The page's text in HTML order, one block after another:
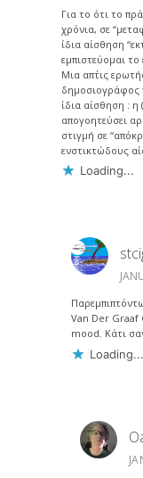
Για το ότι το
χρόνια, σε
ίδια αίσθηση
εμπιστεύομαι
Μια απ΄τις
δημοσιογράφος
ίδια αίσθηση :
απογοητεύσει
στιγμή σε
ενστικτώδους
Loading...
Van Der Graaf
mood. Κάτι
Loading...